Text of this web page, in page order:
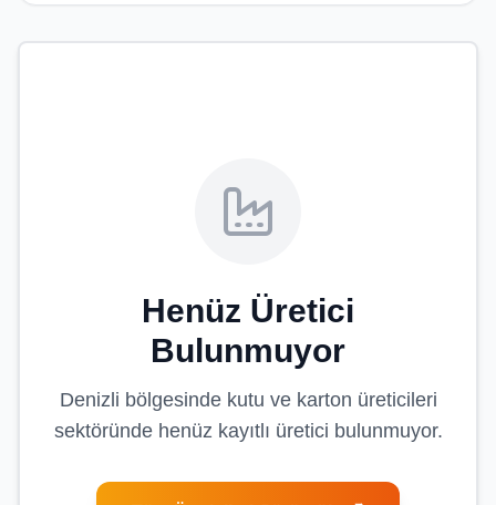
Henüz Üretici
Bulunmuyor
Denizli bölgesinde kutu ve karton üreticileri
sektöründe henüz kayıtlı üretici bulunmuyor.